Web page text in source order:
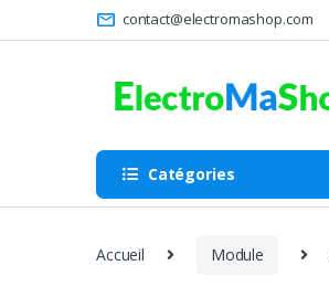
to
to
contact@electromashop.com
Catégories
Accueil Module